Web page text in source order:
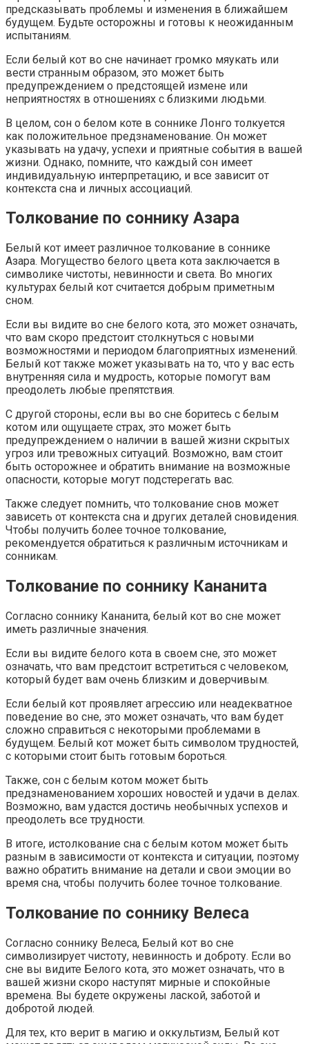
предсказывать проблемы и изменения в ближайшем
будущем. Будьте осторожны и готовы к неожиданным
испытаниям.
Если белый кот во сне начинает громко мяукать или
вести странным образом, это может быть
предупреждением о предстоящей измене или
неприятностях в отношениях с близкими людьми.
В целом, сон о белом коте в соннике Лонго толкуется
как положительное предзнаменование. Он может
указывать на удачу, успехи и приятные события в вашей
жизни. Однако, помните, что каждый сон имеет
индивидуальную интерпретацию, и все зависит от
контекста сна и личных ассоциаций.
Толкование по соннику Азара
Белый кот имеет различное толкование в соннике
Азара. Могущество белого цвета кота заключается в
символике чистоты, невинности и света. Во многих
культурах белый кот считается добрым приметным
сном.
Если вы видите во сне белого кота, это может означать,
что вам скоро предстоит столкнуться с новыми
возможностями и периодом благоприятных изменений.
Белый кот также может указывать на то, что у вас есть
внутренняя сила и мудрость, которые помогут вам
преодолеть любые препятствия.
С другой стороны, если вы во сне боритесь с белым
котом или ощущаете страх, это может быть
предупреждением о наличии в вашей жизни скрытых
угроз или тревожных ситуаций. Возможно, вам стоит
быть осторожнее и обратить внимание на возможные
опасности, которые могут подстерегать вас.
Также следует помнить, что толкование снов может
зависеть от контекста сна и других деталей сновидения.
Чтобы получить более точное толкование,
рекомендуется обратиться к различным источникам и
сонникам.
Толкование по соннику Кананита
Согласно соннику Кананита, белый кот во сне может
иметь различные значения.
Если вы видите белого кота в своем сне, это может
означать, что вам предстоит встретиться с человеком,
который будет вам очень близким и доверчивым.
Если белый кот проявляет агрессию или неадекватное
поведение во сне, это может означать, что вам будет
сложно справиться с некоторыми проблемами в
будущем. Белый кот может быть символом трудностей,
с которыми стоит быть готовым бороться.
Также, сон с белым котом может быть
предзнаменованием хороших новостей и удачи в делах.
Возможно, вам удастся достичь необычных успехов и
преодолеть все трудности.
В итоге, истолкование сна с белым котом может быть
разным в зависимости от контекста и ситуации, поэтому
важно обратить внимание на детали и свои эмоции во
время сна, чтобы получить более точное толкование.
Толкование по соннику Велеса
Согласно соннику Велеса, Белый кот во сне
символизирует чистоту, невинность и доброту. Если во
сне вы видите Белого кота, это может означать, что в
вашей жизни скоро наступят мирные и спокойные
времена. Вы будете окружены лаской, заботой и
добротой людей.
Для тех, кто верит в магию и оккультизм, Белый кот